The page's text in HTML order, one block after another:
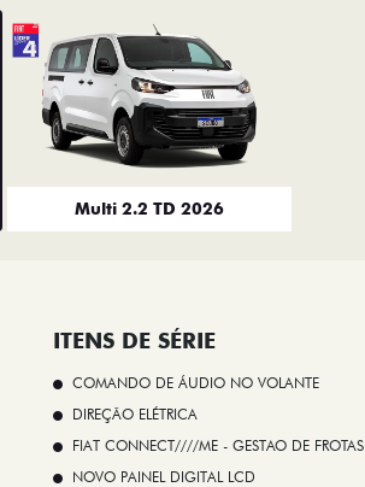
Multi 2.2 TD 2026
ITENS DE SÉRIE
COMANDO DE ÁUDIO NO VOLANTE
DIREÇÃO ELÉTRICA
FIAT CONNECT////ME - GESTAO DE FROTAS
NOVO PAINEL DIGITAL LCD